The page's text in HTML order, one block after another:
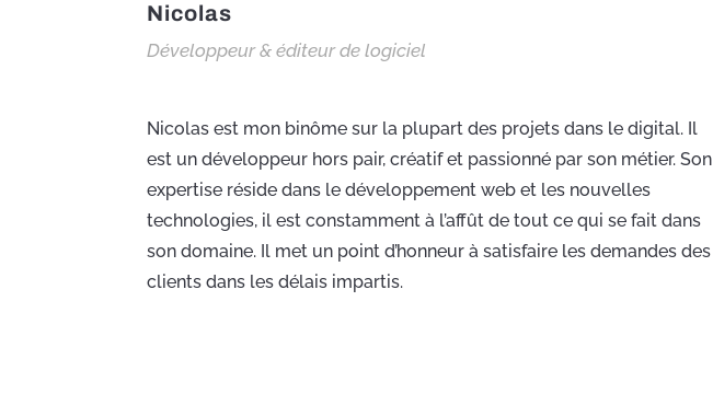
Nicolas
Développeur & éditeur de logiciel
Nicolas est mon binôme sur la plupart des projets dans le digital. Il
est un développeur hors pair, créatif et passionné par son métier. Son
expertise réside dans le développement web et les nouvelles
technologies, il est constamment à l’affût de tout ce qui se fait dans
son domaine. Il met un point d’honneur à satisfaire les demandes des
clients dans les délais impartis.